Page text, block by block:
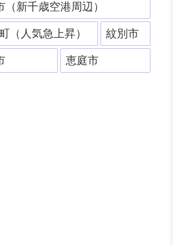
（新千歳空港周辺）
（人気急上昇） 紋別市
恵庭市